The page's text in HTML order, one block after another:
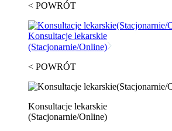
< POWRÓT
Konsultacje lekarskie
(Stacjonarnie/Online)
< POWRÓT
Konsultacje lekarskie
(Stacjonarnie/Online)